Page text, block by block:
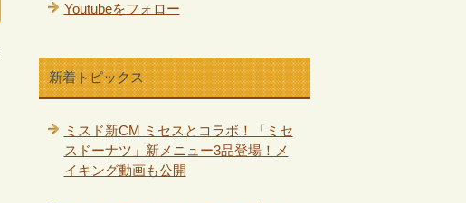
Youtubeをフォロー
新着トピックス
ミスド新CM ミセスとコラボ！「ミセ
スドーナツ」新メニュー3品登場！メ
イキング動画も公開